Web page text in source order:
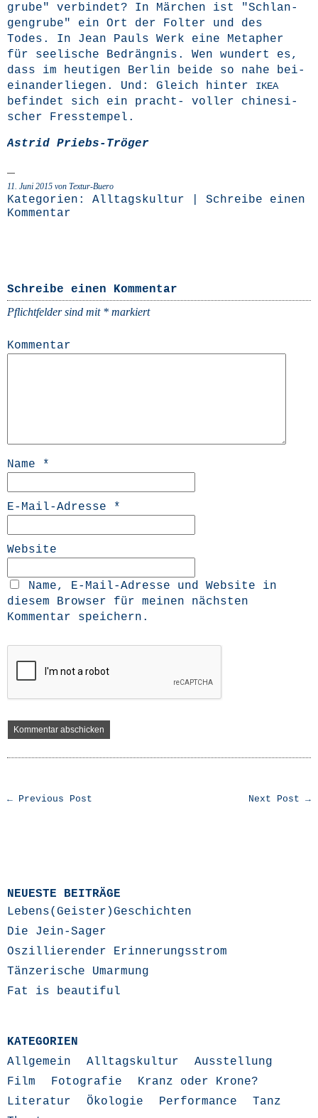
gru­be" ver­bin­det? In Mär­chen ist "Schlan­
gen­gru­be" ein Ort der Fol­ter und des
Todes. In Jean Pauls Werk eine Meta­pher
für see­li­sche Bedräng­nis. Wen wun­dert es,
dass im heu­ti­gen Ber­lin bei­de so nahe bei­
ein­an­der­lie­gen. Und: Gleich hin­ter
IKEA
befin­det sich ein pracht- vol­ler chi­ne­si­
scher Fresstempel.
Astrid Priebs-Trö­ger
11. Juni 2015 von Textur-Buero
Kategorien: Alltagskultur
Schreibe einen
Kommentar
Schreibe einen Kommentar
Pflichtfelder sind mit * markiert
Kommentar
Name *
E-Mail-Adresse *
Website
Name, E-Mail-Adresse und Website in
diesem Browser für meinen nächsten
Kommentar speichern.
← Previous Post Next Post →
NEUESTE BEITRÄGE
Lebens(Geister)Geschichten
Die Jein-Sager
Oszillierender Erinnerungsstrom
Tänzerische Umarmung
Fat is beautiful
KATEGORIEN
Allgemein
Alltagskultur
Ausstellung
Film
Fotografie
Kranz oder Krone?
Literatur
Ökologie Performance
Tanz